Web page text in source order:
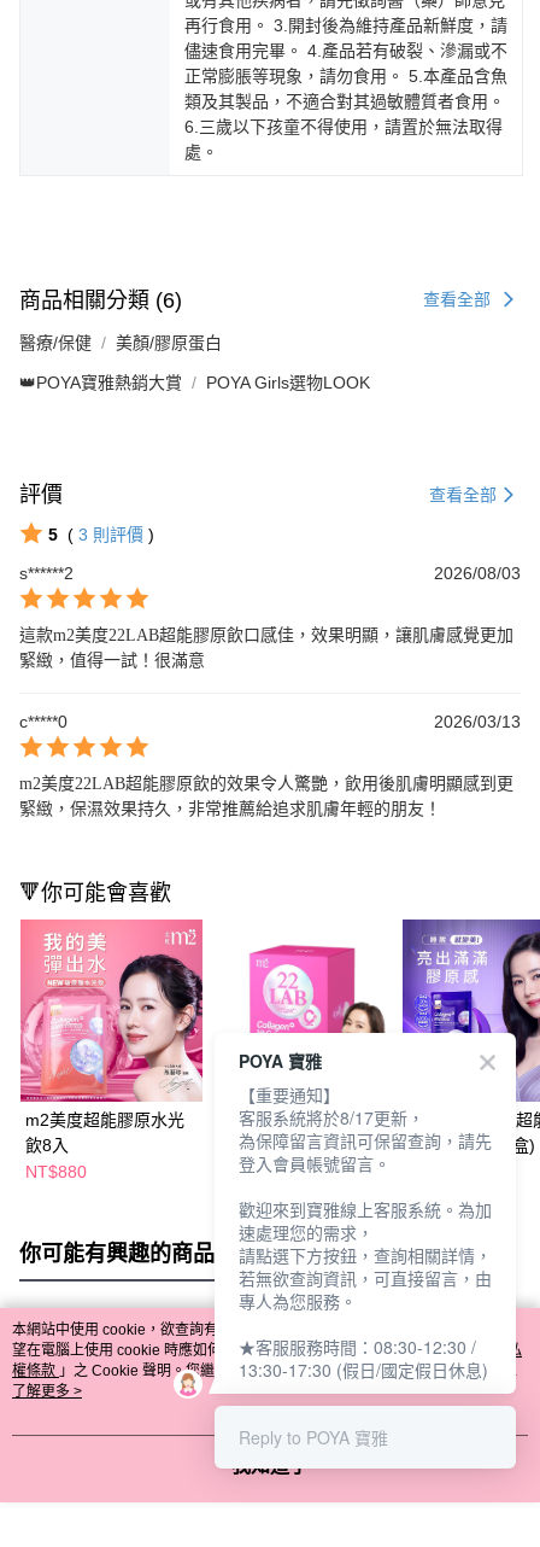
再行食用。 3.開封後為維持產品新鮮度，請
儘速食用完畢。 4.產品若有破裂、滲漏或不
正常膨脹等現象，請勿食用。 5.本產品含魚
類及其製品，不適合對其過敏體質者食用。
6.三歲以下孩童不得使用，請置於無法取得
處。
商品相關分類 (6) 查看全部
醫療/保健 美顏/膠原蛋白
👑POYA寶雅熱銷大賞 POYA Girls選物LOOK
評價 查看全部
5 ( 3 則評價 )
s******2
2026/08/03
這款m2美度22LAB超能膠原飲口感佳，效果明顯，讓肌膚感覺更加
緊緻，值得一試！很滿意
c*****0 2026/03/13
m2美度22LAB超能膠原飲的效果令人驚艷，飲用後肌膚明顯感到更
緊緻，保濕效果持久，非常推薦給追求肌膚年輕的朋友！
🔻你可能會喜歡
m2美度超能膠原水光
飲8入
NT$880
m2美度22LAB超能膠
原C粉30入
NT$880
m2美度22LAB超
原晚安飲(8入/盒)
你可能有興趣的商品 全站排行
熱門標籤
本網站中使用 cookie，欲查詢有關本網站使用 cookie 方式之詳情，及若您不希
望在電腦上使用 cookie 時應如何變更電腦的 cookie 設定，請參閱本網站「
隱私
權條款 」之 Cookie 聲明。您繼續使用本網站即表示您同意本公司得按本網站使
用條款之 Cookie 聲明使用 cookie。
了解更多 >
我知道了
POYA 寶雅
【重要通知】
客服系統將於8/17更新，
為保障留言資訊可保留查詢，請先
登入會員帳號留言。
歡迎來到寶雅線上客服系統。為加
速處理您的需求，
請點選下方按鈕，查詢相關詳情，
若無欲查詢資訊，可直接留言，由
專人為您服務。
★客服服務時間：08:30-12:30 /
13:30-17:30 (假日/國定假日休息)
Reply to POYA 寶雅